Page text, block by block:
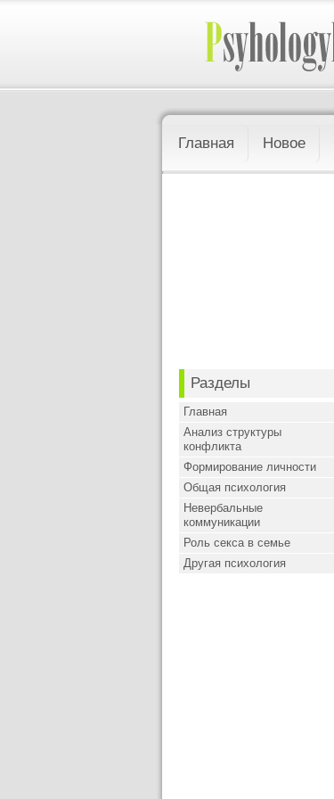
Главная Новое
Разделы
Главная
Анализ структуры
конфликта
Формирование личности
Общая психология
Невербальные
коммуникации
Роль секса в семье
Другая психология